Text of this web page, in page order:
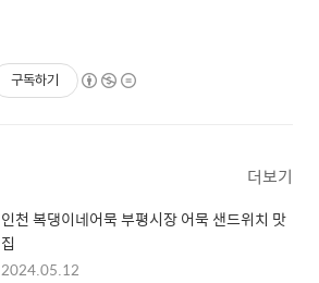
구독하기
더보기
인천 복댕이네어묵 부평시장 어묵 샌드위치 맛
집
2024.05.12